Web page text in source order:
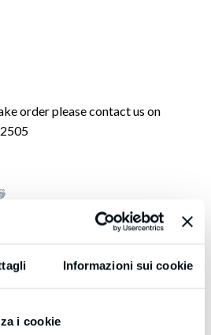
Informazioni sui cookie
i cookie
order please contact us on